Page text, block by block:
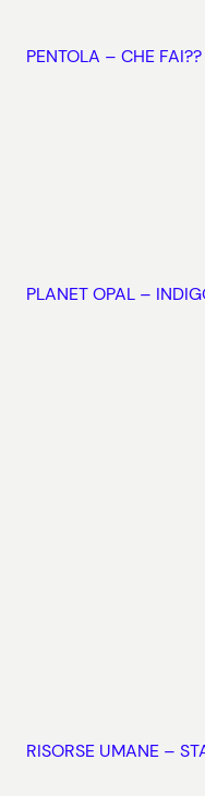
PENTOLA – CHE FAI??
PLANET OPAL –
RISORSE UMANE –